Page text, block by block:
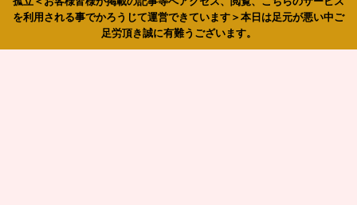
を利用される事でかろうじて運営できています＞本日は足元が悪い中ご
足労頂き誠に有難うございます。